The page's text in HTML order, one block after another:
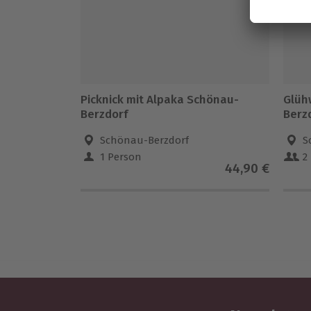
Picknick mit Alpaka Schönau-
Berzdorf
Schönau-Berzdorf
1 Person
44,90 €
2